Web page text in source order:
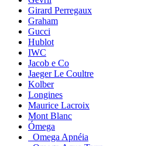
Girard Perregaux
Graham
Gucci
Hublot
IWC
Jacob e Co
Jaeger Le Coultre
Kolber
Longines
Maurice Lacroix
Mont Blanc
Ómega
Omega Apnéia